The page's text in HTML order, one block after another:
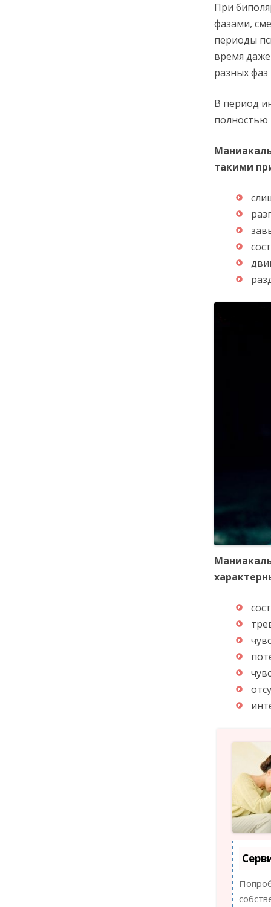
При
фазами,
периоды
время
разных
В период
полностью
такими